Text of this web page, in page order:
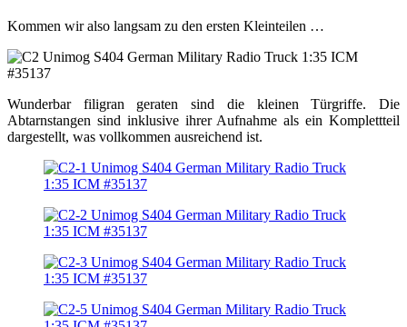
Kommen wir also langsam zu den ersten Kleinteilen …
Wunderbar filigran geraten sind die kleinen Türgriffe. Die
Abtarnstangen sind inklusive ihrer Aufnahme als ein Komplettteil
dargestellt, was vollkommen ausreichend ist.